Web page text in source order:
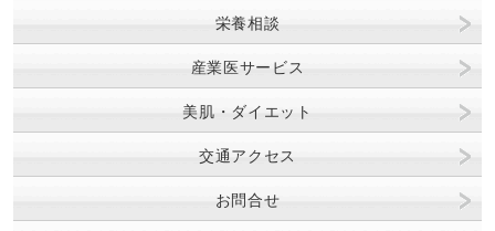
栄養相談
産業医サービス
美肌・ダイエット
交通アクセス
お問合せ